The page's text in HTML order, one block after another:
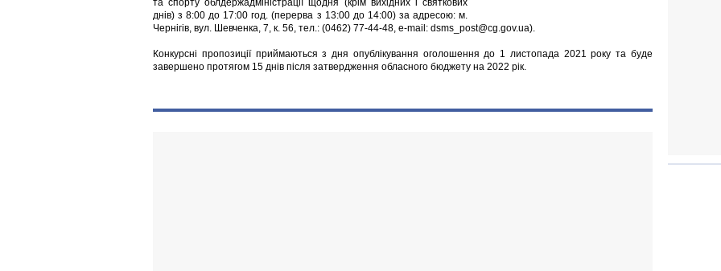
та спорту облдержадміністрації щодня (крім вихідних і святкових
днів) з 8:00 до 17:00 год. (перерва з 13:00 до 14:00) за адресою: м.
Чернігів, вул. Шевченка, 7, к. 56, тел.: (0462) 77-44-48, e-mail: dsms_post@cg.gov.ua).
Конкурсні пропозиції приймаються з дня опублікування оголошення до 1 листопада 2021 року та буде
завершено протягом 15 днів після затвердження обласного бюджету на 2022 рік.